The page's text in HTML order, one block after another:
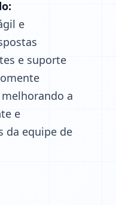
e
e suporte
a
e
da equipe de